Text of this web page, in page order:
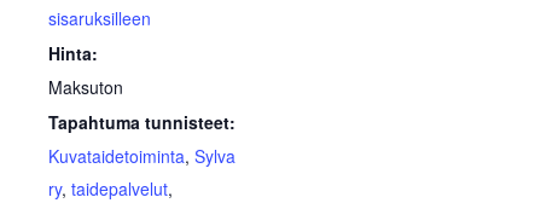
sisaruksilleen
Hinta:
Maksuton
Tapahtuma tunnisteet:
Kuvataidetoiminta, Sylva
ry, taidepalvelut,